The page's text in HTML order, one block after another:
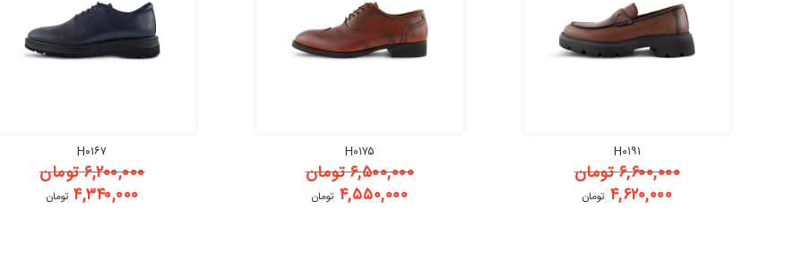
H۰۱۹۱
۶,۶۰۰,۰۰۰تومان
۴,۶۲۰,۰۰۰ تومان
H۰۱۷۵
۶,۵۰۰,۰۰۰تومان
۴,۵۵۰,۰۰۰ تومان
H۰۱۶۷
۶,۲۰۰,۰۰۰تومان
۴,۳۴۰,۰۰۰ تومان